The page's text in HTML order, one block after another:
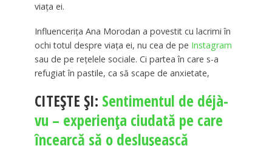
viața ei.
Influencerița Ana Morodan a povestit cu lacrimi în
ochi totul despre viața ei, nu cea de pe Instagram
sau de pe rețelele sociale. Ci partea în care s-a
refugiat în pastile, ca să scape de anxietate,
CITEȘTE ȘI: Sentimentul de déjà-
vu – experienţa ciudată pe care
încearcă să o deslușească